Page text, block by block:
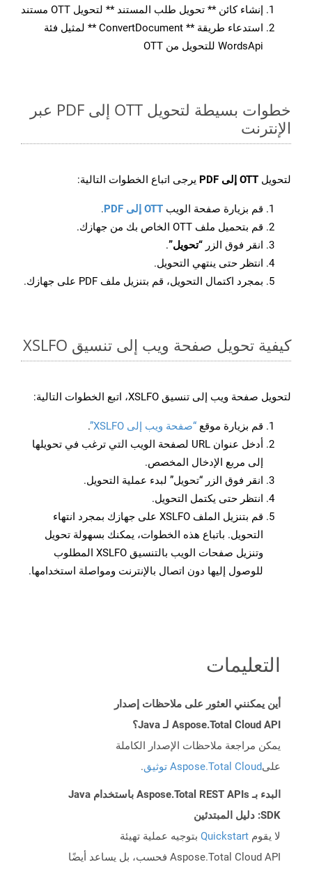
إنشاء كائن ** تحويل طلب المستند ** لتحويل OTT مستند
استدعاء طريقة ** ConvertDocument ** لمثيل فئة
WordsApi للتحويل من OTT
خطوات بسيطة لتحويل OTT إلى PDF عبر
الإنترنت
لتحويل OTT إلى PDF يرجى اتباع الخطوات التالية:
قم بزيارة صفحة الويب OTT إلى PDF
.
قم بتحميل ملف OTT الخاص بك من جهازك.
انقر فوق الزر “تحويل”.
انتظر حتى ينتهي التحويل.
بمجرد اكتمال التحويل، قم بتنزيل ملف PDF على جهازك.
كيفية تحويل صفحة ويب إلى تنسيق XSLFO
لتحويل صفحة ويب إلى تنسيق XSLFO، اتبع الخطوات التالية:
قم بزيارة موقع “صفحة ويب إلى XSLFO”
.
أدخل عنوان URL لصفحة الويب التي ترغب في تحويلها
إلى مربع الإدخال المخصص.
انقر فوق الزر “تحويل” لبدء عملية التحويل.
انتظر حتى يكتمل التحويل.
قم بتنزيل الملف XSLFO على جهازك بمجرد انتهاء
التحويل. باتباع هذه الخطوات، يمكنك بسهولة تحويل
وتنزيل صفحات الويب بالتنسيق XSLFO المطلوب
للوصول إليها دون اتصال بالإنترنت ومواصلة استخدامها.
التعليمات
أين يمكنني العثور على ملاحظات إصدار
Aspose.Total Cloud API لـ Java؟
يمكن مراجعة ملاحظات الإصدار الكاملة
علىAspose.Total Cloud توثيق .
البدء بـ Aspose.Total REST APIs باستخدام Java
SDK: دليل المبتدئين
لا يقوم Quickstart بتوجيه عملية تهيئة
Aspose.Total Cloud API فحسب، بل يساعد أيضًا